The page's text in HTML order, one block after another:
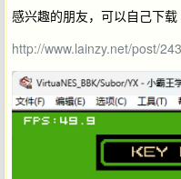
感兴趣的朋友，可以自己下载
http://www.lainzy.net/post/